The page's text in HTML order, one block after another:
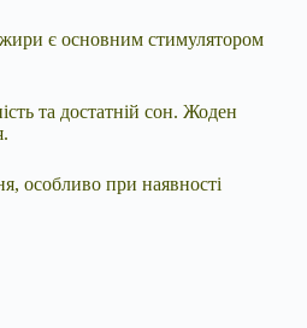
жири є основним стимулятором
та достатній сон. Жоден
особливо при наявності